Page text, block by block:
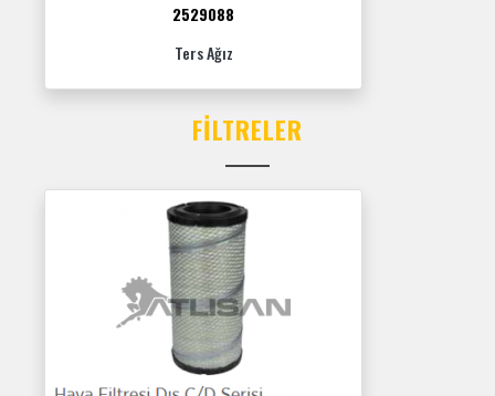
2529088
Ters Ağız
FILTRELER